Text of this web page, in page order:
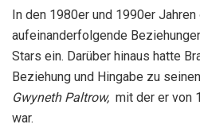
In den 1980er und 1990er
aufeinanderfolgende
Stars ein. Darüber hinaus hatte
Beziehung und Hingabe zu
Gwyneth Paltrow, mit der er von
war.